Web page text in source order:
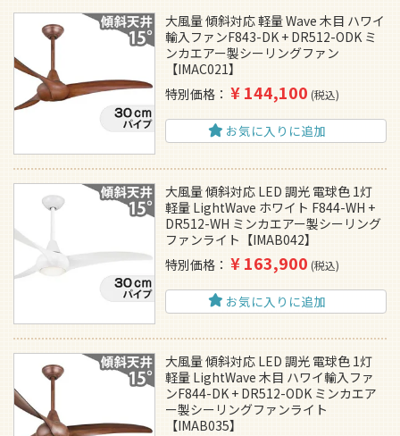
大風量 傾斜対応 軽量 Wave 木目 ハワイ
輸入ファンF843-DK + DR512-ODK ミ
ンカエアー製シーリングファン
【IMAC021】
特別価格
¥144,100 税込
お気に入りに追加
大風量 傾斜対応 LED 調光 電球色 1灯
軽量 LightWave ホワイト F844-WH +
DR512-WH ミンカエアー製シーリング
ファンライト【IMAB042】
特別価格
¥163,900 税込
お気に入りに追加
大風量 傾斜対応 LED 調光 電球色 1灯
軽量 LightWave 木目 ハワイ輸入ファ
ンF844-DK + DR512-ODK ミンカエア
ー製シーリングファンライト
【IMAB035】